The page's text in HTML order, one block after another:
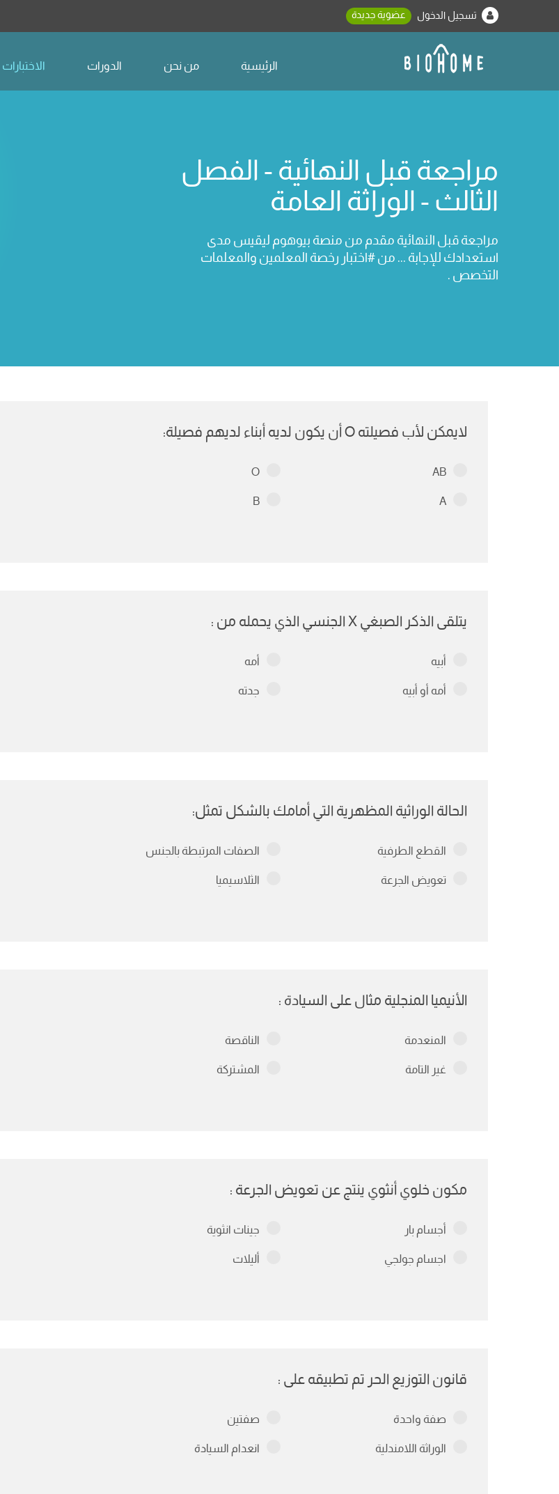
تسجيل الدخول عضوية جديدة
الرئيسية من نحن الدورات الاختبارات
مراجعة قبل النهائية - الفصل
الثالث - الوراثة العامة
مراجعة قبل النهائية مقدم من منصة بيوهوم ليقيس مدى
استعدادك للإجابة ... من #اختبار رخصة المعلمين والمعلمات
التخصص .
لايمكن لأب فصيلته O أن يكون لديه أبناء لديهم فصيلة:
AB
O
A
B
يتلقى الذكر الصبغي X الجنسي الذي يحمله من :
أبيه أمه
أمه أو أبيه جدته
الحالة الوراثية المظهرية التي أمامك بالشكل تمثل:
القطع الطرفية الصفات المرتبطة بالجنس
تعويض الجرعة الثلاسيميا
الأنيميا المنجلية مثال على السيادة :
المنعدمة الناقصة
غير التامة المشتركة
مكون خلوي أنثوي ينتج عن تعويض الجرعة :
أجسام بار جينات انثوية
اجسام جولجي أليلات
قانون التوزيع الحر تم تطبيقه على :
صفة واحدة صفتين
الوراثة اللامندلية انعدام السيادة